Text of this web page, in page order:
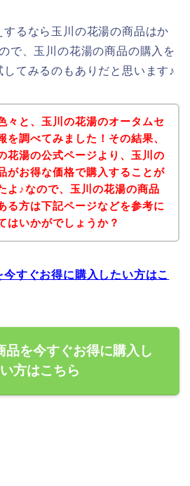
るなら玉川の花湯の商品はか
で、玉川の花湯の商品の購入を
てみるのもありだと思います♪
々と、玉川の花湯のオータムセ
を調べてみました！その結果、
花湯の公式ページより、玉川の
がお得な価格で購入することが
よ♪なので、玉川の花湯の商品
る方は下記ページなどを参考に
はいかがでしょうか？
すぐお得に購入したい方はこ
品を今すぐお得に購入し
方はこちら